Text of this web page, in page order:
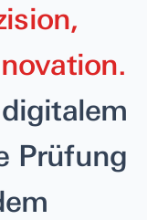
Prüfung